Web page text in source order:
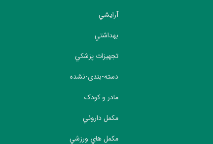
آرايشي
بهداشتي
تجهيزات پزشکي
دسته-بندی-نشده
مادر و کودک
مکمل داروئي
مکمل هاي ورزشي